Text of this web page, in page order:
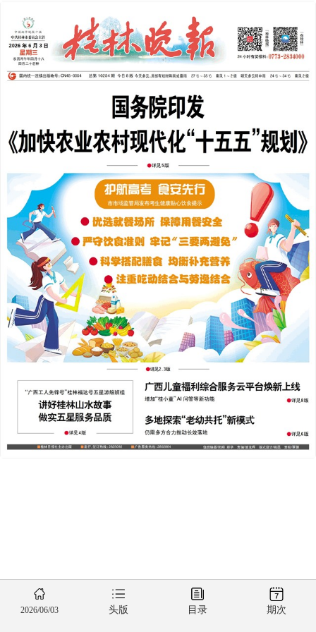
2026年06月03日
2026/06/03 头版 目录 期次